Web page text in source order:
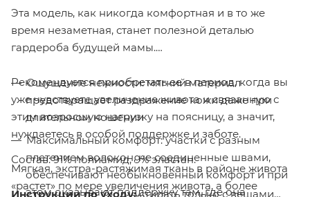
Эта модель, как никогда комфортная и в то же
время незаметная, станет полезной деталью
гардероба будущей мамы.
Рекомендуется приобретать ее в период, когда вы
уже чувствуете увеличение живота и связанную с
этим возросшую нагрузку на поясницу, а значит,
нуждаетесь в особой поддержке и заботе.
Мягкая, экстра-растяжимая ткань в районе живота
«растет» по мере увеличения живота, а более
Ощущение нежности: мягкий материал
предотвращает раздражение кожи даже при
длительном ношении
Максимальный комфорт: участки с разным
плетением волокон, не соединенные швами,
обеспечивают необыкновенный комфорт и при
этом оказывают поддержку там, где она
Состав: 91% полиамид, 9% эластан.
Инструкции по уходу:стирать только с вещами